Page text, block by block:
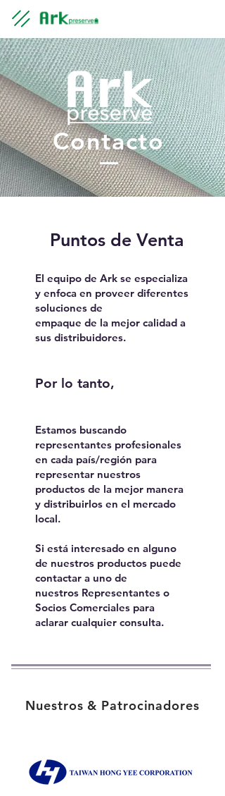
Contacto
Puntos de Venta
El equipo de Ark se especializa
y enfoca en proveer diferentes
soluciones de
empaque de la mejor calidad a
sus distribuidores.
Por lo tanto,
Estamos buscando
representantes profesionales
en cada país/región para
representar nuestros
productos de la mejor manera
y distribuirlos en el mercado
local.
Si está interesado en alguno
de nuestros productos puede
contactar a uno de
nuestros Representantes o
Socios Comerciales para
aclarar cualquier consulta.
Nuestros & Patrocinadores